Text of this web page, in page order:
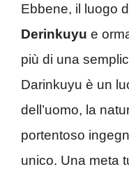
Ebbene, il luogo
Derinkuyu e
più di una
Darinkuyu è un
dell’uomo, la
portentoso
unico. Una meta